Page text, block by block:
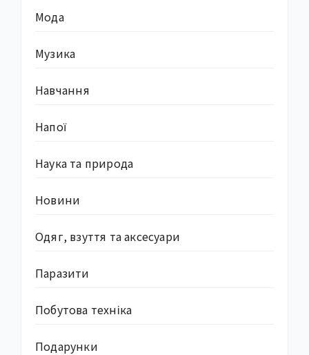
Мода
Музика
Навчання
Напої
Наука та природа
Новини
Одяг, взуття та аксесуари
Паразити
Побутова техніка
Подарунки